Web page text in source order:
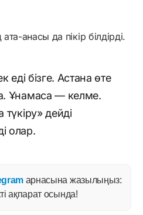
анасы да пікір білдірді.
еді бізге. Астана өте
Ұнамаса — келме.
дейді
олар.
арнасына жазылыңыз:
ақпарат осында!